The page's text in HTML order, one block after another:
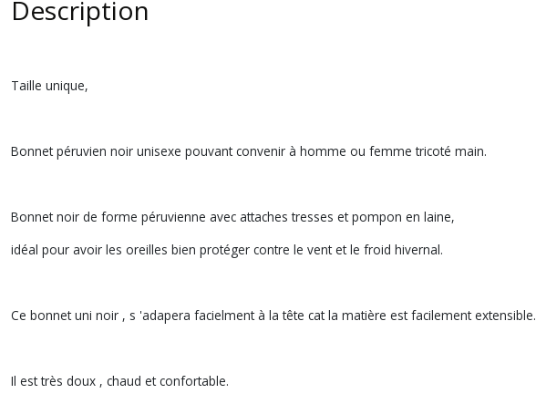
Description
Taille unique,
Bonnet péruvien noir unisexe pouvant convenir à homme ou femme tricoté main.
Bonnet noir de forme péruvienne avec attaches tresses et pompon en laine,
idéal pour avoir les oreilles bien protéger contre le vent et le froid hivernal.
Ce bonnet uni noir , s 'adapera facielment à la tête cat la matière est facilement extensible.
Il est très doux , chaud et confortable.